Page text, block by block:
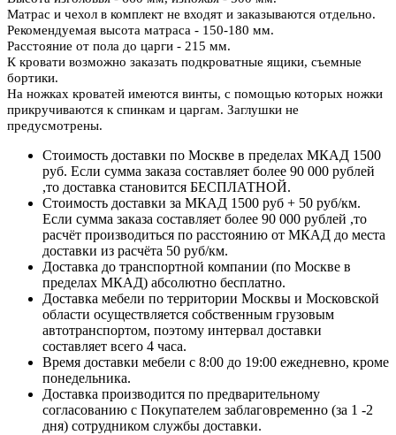
Матрас и чехол в комплект не входят и заказываются отдельно.
Рекомендуемая высота матраса - 150-180 мм.
Расстояние от пола до царги - 215 мм.
К кровати возможно заказать подкроватные ящики, съемные
бортики.
На ножках кроватей имеются винты, с помощью которых ножки
прикручиваются к спинкам и царгам. Заглушки не
предусмотрены.
Стоимость доставки по Москве в пределах МКАД 1500
руб. Если сумма заказа составляет более 90 000 рублей
,то доставка становится БЕСПЛАТНОЙ.
Стоимость доставки за МКАД 1500 руб + 50 руб/км.
Если сумма заказа составляет более 90 000 рублей ,то
расчёт производиться по расстоянию от МКАД до места
доставки из расчёта 50 руб/км.
Доставка до транспортной компании (по Москве в
пределах МКАД) абсолютно бесплатно.
Доставка мебели по территории Москвы и Московской
области осуществляется собственным грузовым
автотранспортом, поэтому интервал доставки
составляет всего 4 часа.
Время доставки мебели с 8:00 до 19:00 ежедневно, кроме
понедельника.
Доставка производится по предварительному
согласованию с Покупателем заблаговременно (за 1 -2
дня) сотрудником службы доставки.